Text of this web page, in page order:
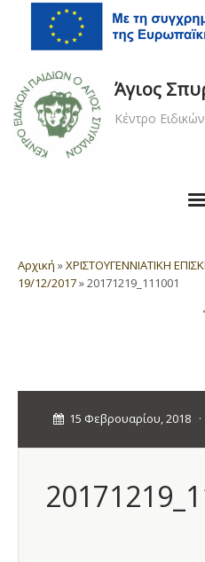
Άγιος
Κέντρο
Αρχική »ΧΡΙΣΤΟΥΓΕΝΝΙΑΤΙΚΗ
19/12/2017»20171219_111001
15 Φεβρουαρίου, 2018 ·